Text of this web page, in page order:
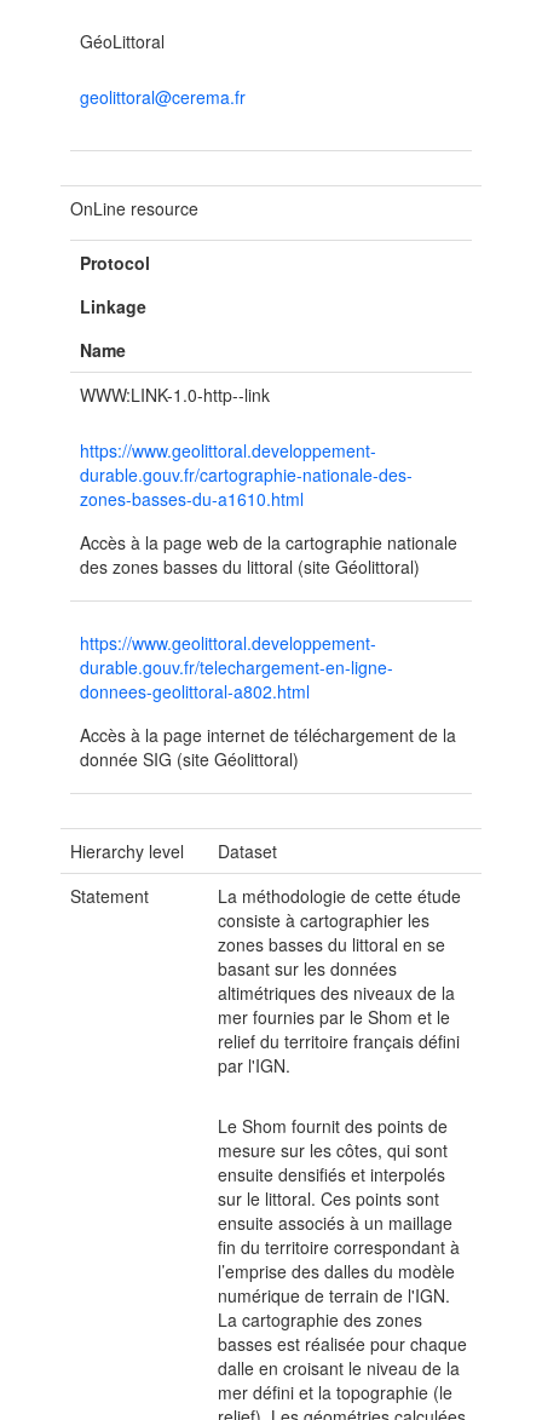
GéoLittoral
geolittoral@cerema.fr
OnLine resource
Protocol
Linkage
Name
WWW:LINK-1.0-http--link
https://www.geolittoral.developpement-
durable.gouv.fr/cartographie-nationale-des-
zones-basses-du-a1610.html
Accès à la page web de la cartographie nationale
des zones basses du littoral (site Géolittoral)
https://www.geolittoral.developpement-
durable.gouv.fr/telechargement-en-ligne-
donnees-geolittoral-a802.html
Accès à la page internet de téléchargement de la
donnée SIG (site Géolittoral)
Hierarchy level
Dataset
Statement
La méthodologie de cette étude
consiste à cartographier les
zones basses du littoral en se
basant sur les données
altimétriques des niveaux de la
mer fournies par le Shom et le
relief du territoire français défini
par l'IGN.
Le Shom fournit des points de
mesure sur les côtes, qui sont
ensuite densifiés et interpolés
sur le littoral. Ces points sont
ensuite associés à un maillage
fin du territoire correspondant à
l’emprise des dalles du modèle
numérique de terrain de l'IGN.
La cartographie des zones
basses est réalisée pour chaque
dalle en croisant le niveau de la
mer défini et la topographie (le